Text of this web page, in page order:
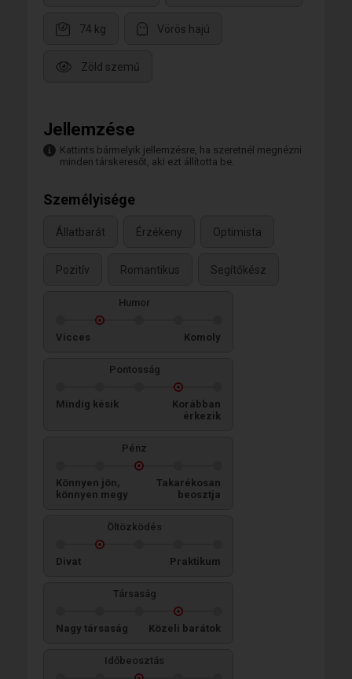
74 kg Vörös hajú
Zöld szemű
Jellemzése
Kattints bármelyik jellemzésre, ha szeretnél megnézni
minden társkeresőt, aki ezt állította be.
Személyisége
Állatbarát Érzékeny Optimista
Pozitív Romantikus Segítőkész
Humor
Vicces Komoly
Pontosság
Mindig késik
Korábban
érkezik
Pénz
Könnyen jön,
könnyen megy
Takarékosan
beosztja
Öltözködés
Divat Praktikum
Társaság
Nagy társaság Közeli barátok
Időbeosztás